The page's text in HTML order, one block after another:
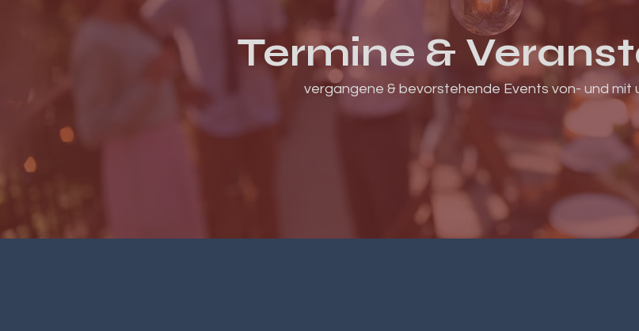
Termine &
vergangene & bevorstehende Events von- und mit